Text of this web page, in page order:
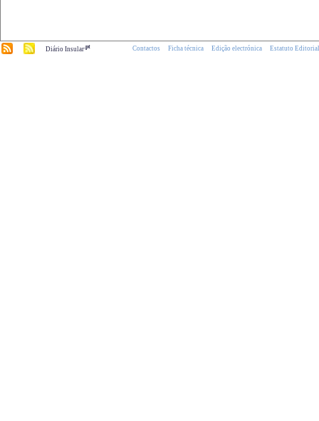
Diário Insular.pt Contactos Ficha técnica Edição electrónica Estatuto Editorial